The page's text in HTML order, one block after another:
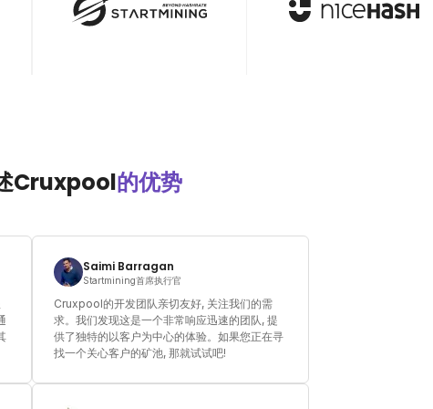
Cruxpool的优势
Saimi Barragan
Startmining首席执行官
Cruxpool的开发团队亲切友好, 关注我们的需
求。我们发现这是一个非常响应迅速的团队, 提
供了独特的以客户为中心的体验。如果您正在寻
找一个关心客户的矿池, 那就试试吧!